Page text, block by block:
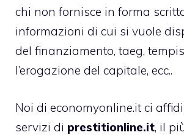
chi non fornisce in forma
informazioni di cui si vuole
del finanziamento, taeg,
l’erogazione del capitale, ecc..
Noi di economyonline.it ci
servizi di prestitionline.it, il